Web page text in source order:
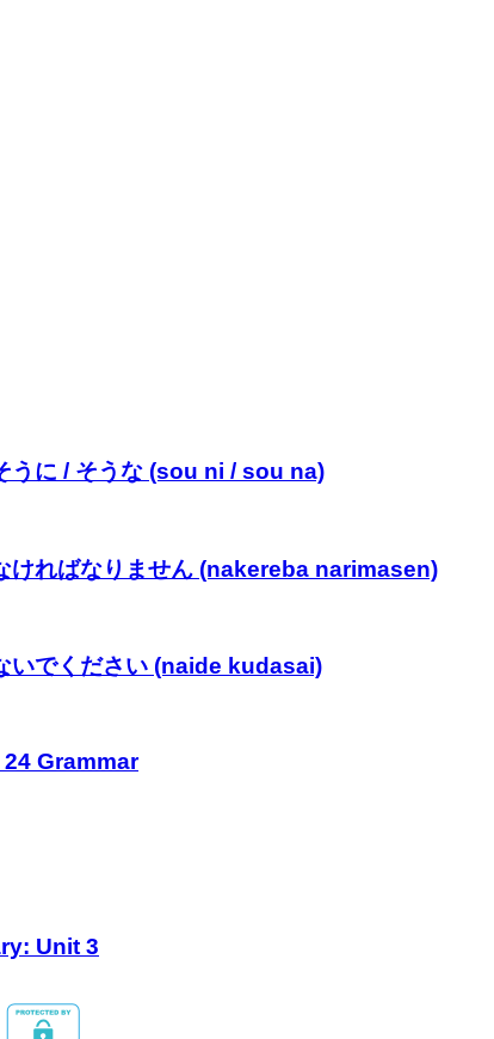
に / そうな (sou ni / sou na)
ればなりません (nakereba narimasen)
でください (naide kudasai)
Grammar
Unit 3